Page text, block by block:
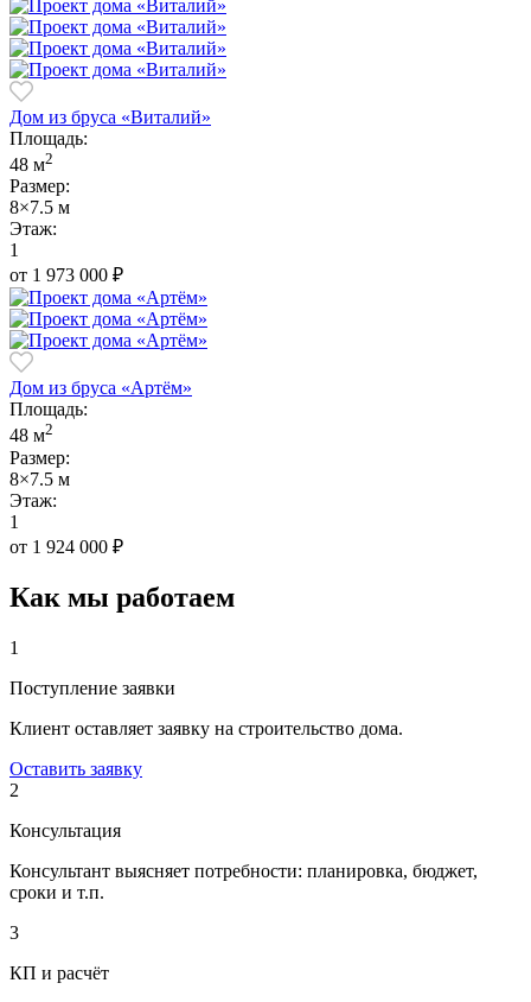
Дом из бруса «Виталий»
Площадь:
48 м2
Размер:
8×7.5 м
Этаж:
1
от 1 973 000 ₽
Дом из бруса «Артём»
Площадь:
48 м2
Размер:
8×7.5 м
Этаж:
1
от 1 924 000 ₽
Как мы работаем
1
Поступление заявки
Клиент оставляет заявку на строительство дома.
Оставить заявку
2
Консультация
Консультант выясняет потребности: планировка, бюджет,
сроки и т.п.
3
КП и расчёт